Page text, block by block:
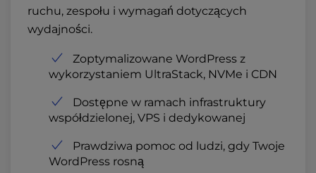
ruchu, zespołu i wymagań dotyczących
wydajności.
Zoptymalizowane WordPress z
wykorzystaniem UltraStack, NVMe i CDN
Dostępne w ramach infrastruktury
współdzielonej, VPS i dedykowanej
Prawdziwa pomoc od ludzi, gdy Twoje
WordPress rosną